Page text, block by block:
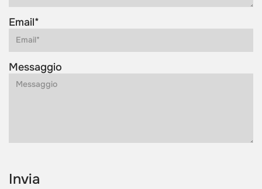
Email*
Messaggio